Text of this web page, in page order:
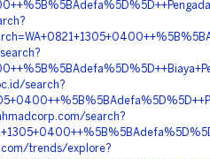
search?
search?
trends/explore?